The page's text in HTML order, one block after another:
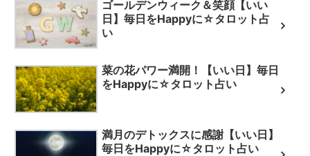
ゴールデンウィーク＆笑顔【いい
日】毎日をHappyに☆タロット占
い
菜の花パワー満開！【いい日】毎日
をHappyに☆タロット占い
満月のデトックスに感謝【いい日】
毎日をHappyに☆タロット占い